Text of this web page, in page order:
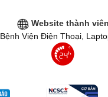
Website thành
Bệnh Viện Điện Thoại,